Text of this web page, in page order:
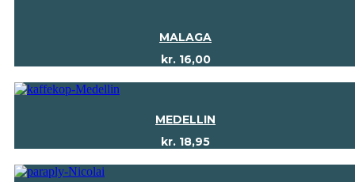
MALAGA
kr.16,00
MEDELLIN
kr. 18,95